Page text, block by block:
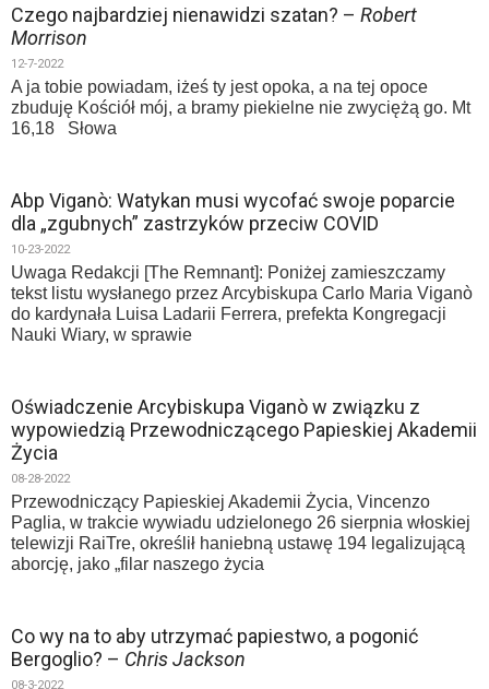
Czego najbardziej nienawidzi szatan? – Robert
Morrison
12-7-2022
A ja tobie powiadam, iżeś ty jest opoka, a na tej opoce
zbuduję Kościół mój, a bramy piekielne nie zwyciężą go. Mt
16,18 Słowa
Abp Viganò: Watykan musi wycofać swoje poparcie
dla „zgubnych” zastrzyków przeciw COVID
10-23-2022
Uwaga Redakcji [The Remnant]: Poniżej zamieszczamy
tekst listu wysłanego przez Arcybiskupa Carlo Maria Viganò
do kardynała Luisa Ladarii Ferrera, prefekta Kongregacji
Nauki Wiary, w sprawie
Oświadczenie Arcybiskupa Viganò w związku z
wypowiedzią Przewodniczącego Papieskiej Akademii
Życia
08-28-2022
Przewodniczący Papieskiej Akademii Życia, Vincenzo
Paglia, w trakcie wywiadu udzielonego 26 sierpnia włoskiej
telewizji RaiTre, określił haniebną ustawę 194 legalizującą
aborcję, jako „filar naszego życia
Co wy na to aby utrzymać papiestwo, a pogonić
Bergoglio? – Chris Jackson
08-3-2022